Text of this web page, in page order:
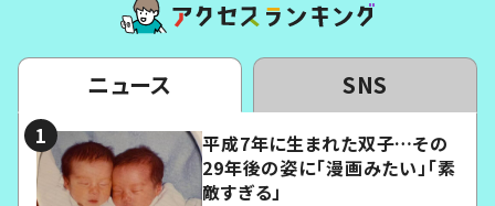
ニュース SNS
平成7年に生まれた双子…その
29年後の姿に「漫画みたい」「素
敵すぎる」